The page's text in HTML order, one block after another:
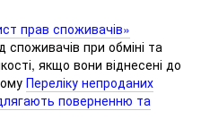
прав споживачів»
при обміні та
якщо вони віднесені до
Переліку непроданих
поверненню та